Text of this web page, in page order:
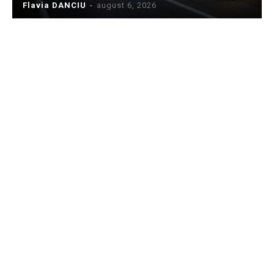
Flavia DANCIU - august 6, 2026